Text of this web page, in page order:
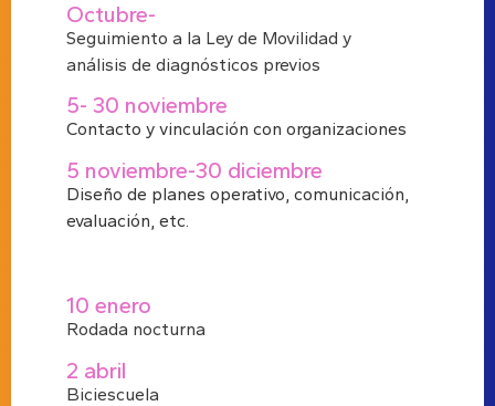
Octubre-
Seguimiento a la Ley de Movilidad y
análisis de diagnósticos previos
5- 30 noviembre
Contacto y vinculación con organizaciones
5 noviembre-30 diciembre
Diseño de planes operativo, comunicación,
evaluación, etc.
10 enero
Rodada nocturna
2 abril
Biciescuela